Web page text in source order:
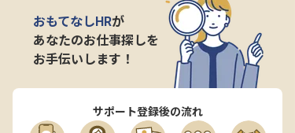
おもてなしHRが
あなたのお仕事探しを
お手伝いします！
サポート登録後の流れ